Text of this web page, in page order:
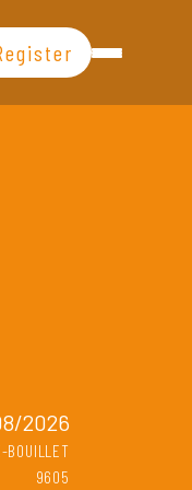
Facebook
2026
BOUILLET
9605